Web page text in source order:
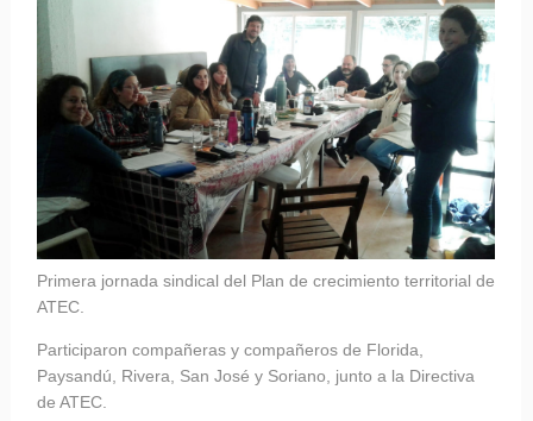
Primera jornada sindical del Plan de crecimiento territorial de
ATEC.
Participaron compañeras y compañeros de Florida,
Paysandú, Rivera, San José y Soriano, junto a la Directiva
de ATEC.